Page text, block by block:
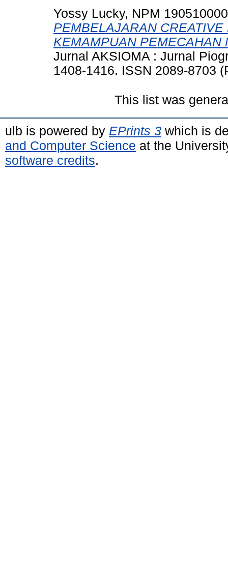
Yossy Lucky, NPM
PEMBELAJARAN
KEMAMPUAN PEMECAHAN
Jurnal AKSIOMA : Jurnal
1408-1416. ISSN 2089-8703
This list was
ulb is powered by EPrints 3 which is
and Computer Science at the
software credits.